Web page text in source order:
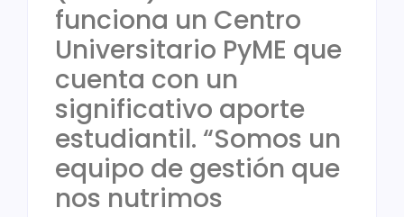
funciona un Centro
Universitario PyME que
cuenta con un
significativo aporte
estudiantil. “Somos un
equipo de gestión que
nos nutrimos